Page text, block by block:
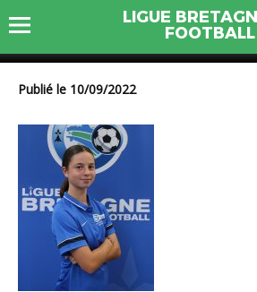
LIGUE
FOOTBALL
11 PRIOUL Célia
Publié le 10/09/2022